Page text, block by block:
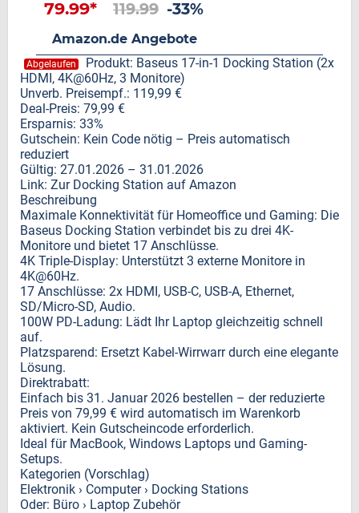
79.99* 119.99 -33%
Amazon.de Angebote
Abgelaufen
Produkt: Baseus 17-in-1 Docking Station (2x
HDMI, 4K@60Hz, 3 Monitore)
Unverb. Preisempf.: 119,99 €
Deal-Preis: 79,99 €
Ersparnis: 33%
Gutschein: Kein Code nötig – Preis automatisch
reduziert
Gültig: 27.01.2026 – 31.01.2026
Link: Zur Docking Station auf Amazon
Beschreibung
Maximale Konnektivität für Homeoffice und Gaming: Die
Baseus Docking Station verbindet bis zu drei 4K-
Monitore und bietet 17 Anschlüsse.
4K Triple-Display: Unterstützt 3 externe Monitore in
4K@60Hz.
17 Anschlüsse: 2x HDMI, USB-C, USB-A, Ethernet,
SD/Micro-SD, Audio.
100W PD-Ladung: Lädt Ihr Laptop gleichzeitig schnell
auf.
Platzsparend: Ersetzt Kabel-Wirrwarr durch eine elegante
Lösung.
Direktrabatt:
Einfach bis 31. Januar 2026 bestellen – der reduzierte
Preis von 79,99 € wird automatisch im Warenkorb
aktiviert. Kein Gutscheincode erforderlich.
Ideal für MacBook, Windows Laptops und Gaming-
Setups.
Kategorien (Vorschlag)
Elektronik › Computer › Docking Stations
Oder: Büro › Laptop Zubehör